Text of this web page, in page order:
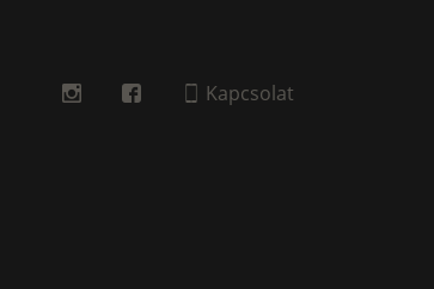
Kapcsolat